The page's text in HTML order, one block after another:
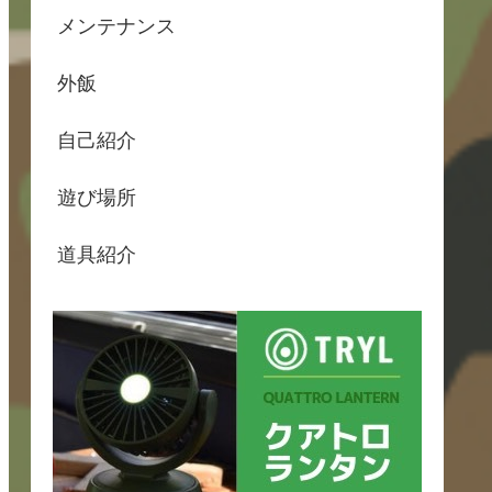
メンテナンス
外飯
自己紹介
遊び場所
道具紹介